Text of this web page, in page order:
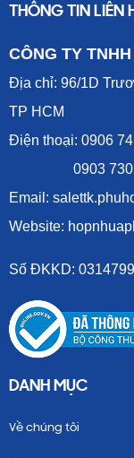
THÔNG TIN LIÊN
CÔNG TY
Địa chỉ: 96/1D
TP HCM
Điện thoại: 0906
0903 7305
Email:
Website:
Số ĐKKD:
DANH MỤC
Về chúng tôi